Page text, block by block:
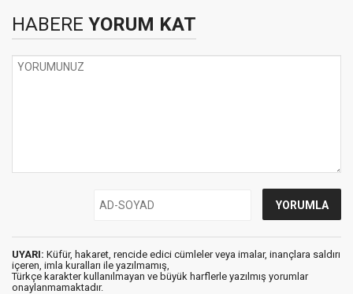
HABERE YORUM KAT
UYARI: Küfür, hakaret, rencide edici cümleler veya imalar, inançlara saldırı
içeren, imla kuralları ile yazılmamış,
Türkçe karakter kullanılmayan ve büyük harflerle yazılmış yorumlar
onaylanmamaktadır.